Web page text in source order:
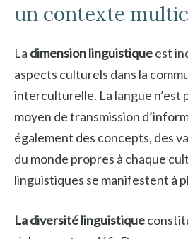
un contexte
La dimension linguistiqueest
aspects culturels dans la
interculturelle. La langue n’est
moyen de transmission
également des concepts, des
du monde propres à chaque
linguistiques se manifestent à
La diversité linguistique